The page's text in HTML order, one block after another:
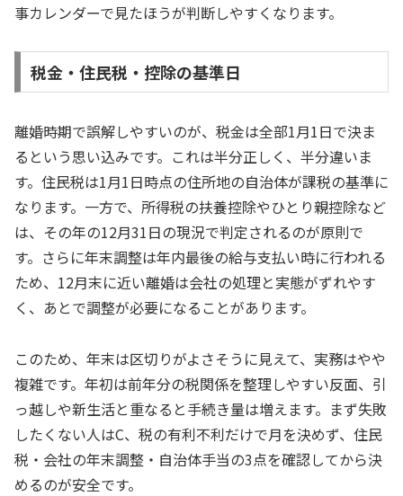
事カレンダーで見たほうが判断しやすくなります。
税金・住民税・控除の基準日
離婚時期で誤解しやすいのが、税金は全部1月1日で決ま
るという思い込みです。これは半分正しく、半分違いま
す。住民税は1月1日時点の住所地の自治体が課税の基準に
なります。一方で、所得税の扶養控除やひとり親控除など
は、その年の12月31日の現況で判定されるのが原則で
す。さらに年末調整は年内最後の給与支払い時に行われる
ため、12月末に近い離婚は会社の処理と実態がずれやす
く、あとで調整が必要になることがあります。
このため、年末は区切りがよさそうに見えて、実務はやや
複雑です。年初は前年分の税関係を整理しやすい反面、引
っ越しや新生活と重なると手続き量は増えます。まず失敗
したくない人はC、税の有利不利だけで月を決めず、住民
税・会社の年末調整・自治体手当の3点を確認してから決
めるのが安全です。